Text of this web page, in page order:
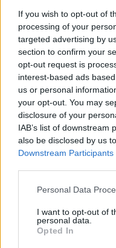
If you wish to opt-out of
processing of your
targeted advertising by
section to confirm your
opt-out request is
interest-based ads
us or personal
your opt-out. You may
disclosure of your
IAB’s list of downstream
also be disclosed by us
Downstream Participants
Personal Data
I want to opt-out of
personal data.
Opted In
ΝΗΣΙΑ ΑΝΑΤΟΛΙΚΟΥ
Καιρός: Γενικά αίθριος
νησιά του ανατολικού
Ανεμοι: Βόρειοι
μποφόρ.
Θερμοκρασία: Από 22
ΘΕΣΣΑΛΙΑ
Καιρός: Γενικά αίθριος.
ώρες θα αναπτυχθούν
σημειωθούν τοπικοί
Ανεμοι: Μεταβλητοί 3 με
Θερμοκρασία: Από 20
έως 30 βαθμούς Κελσίου.